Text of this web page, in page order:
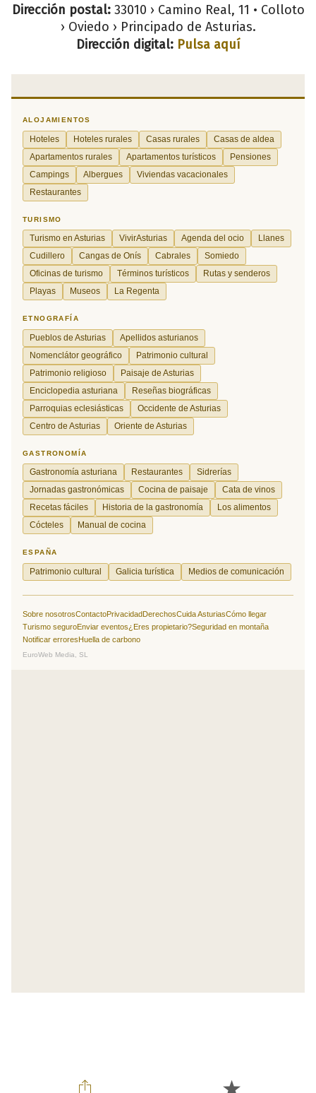
Dirección postal:33010 › Camino Real, 11 • Colloto
› Oviedo › Principado de Asturias.
Dirección digital: Pulsa aquí